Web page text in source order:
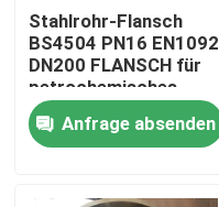
Produkte
Stahlrohr-Flansch
LÄRM Rohr-Flansch
Stahlrohr-Flansch
BS4504 PN16 EN1092
DN200 FLANSCH für
petrochemisches
Industy
Anfrage absenden